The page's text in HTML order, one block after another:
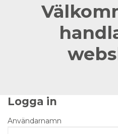
Logga in
Användarnamn